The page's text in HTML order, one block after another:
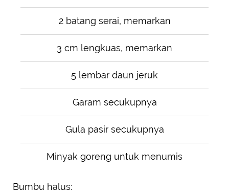
2 batang serai, memarkan
3 cm lengkuas, memarkan
5 lembar daun jeruk
Garam secukupnya
Gula pasir secukupnya
Minyak goreng untuk menumis
Bumbu halus: